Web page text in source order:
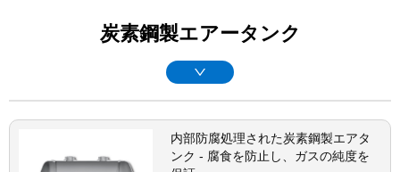
炭素鋼製エアータンク
内部防腐処理された炭素鋼製エアタ
ンク - 腐食を防止し、ガスの純度を